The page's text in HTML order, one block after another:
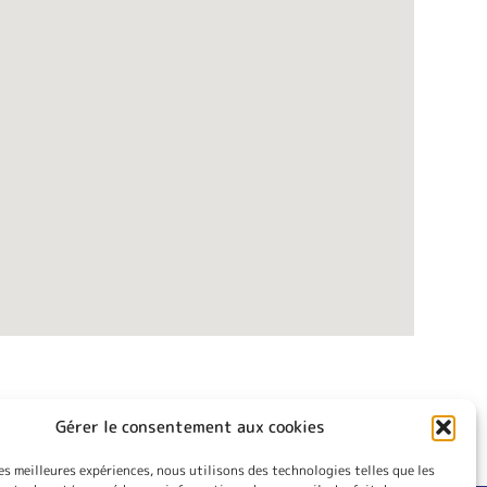
Gérer le consentement aux cookies
meilleures expériences, nous utilisons des technologies telles que les